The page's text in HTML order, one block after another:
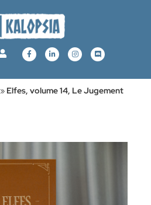
» Elfes, volume 14, Le Jugement